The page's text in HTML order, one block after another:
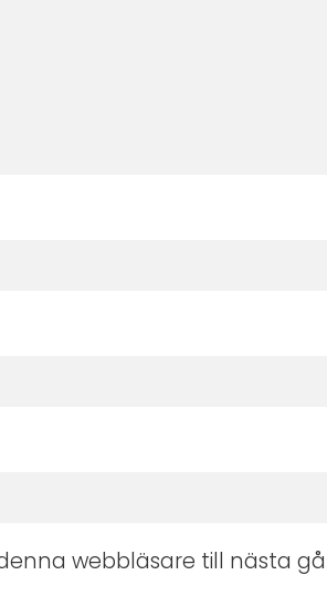
webbläsare till nästa